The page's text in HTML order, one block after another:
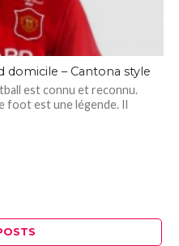
domicile – Cantona style
est connu et reconnu.
foot est une légende. Il